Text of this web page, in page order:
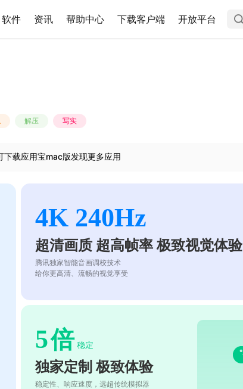
软件 资讯 帮助中心 下载客户端 开放平台
解压 写实
载应用宝mac版发现更多应用
4K 240Hz
超清画质 超高帧率 极致视觉体验
腾讯独家智能音画调校技术
给你更高清、流畅的视觉享受
5倍 稳定
独家定制 极致体验
稳定性、响应速度，远超传统模拟器